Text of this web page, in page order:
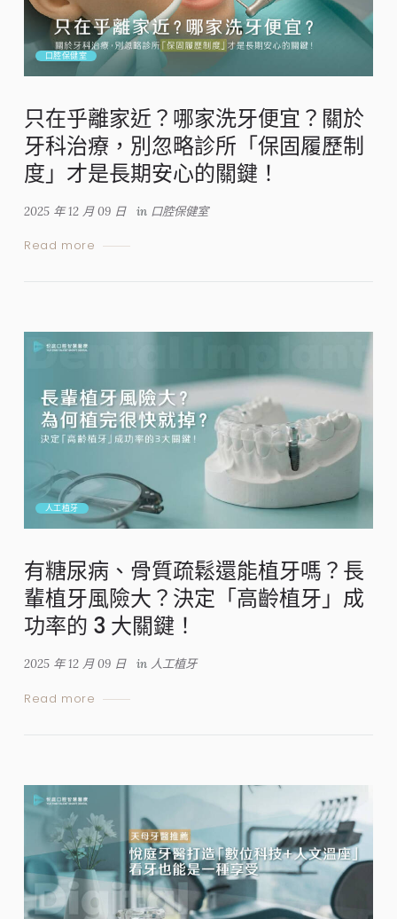
口腔保健室
只在乎離家近？哪家洗牙便宜？關於
牙科治療，別忽略診所「保固履歷制
度」才是長期安心的關鍵！
2025 年 12 月 09 日 in 口腔保健室
Read more
人工植牙
有糖尿病、骨質疏鬆還能植牙嗎？長
輩植牙風險大？決定「高齡植牙」成
功率的 3 大關鍵！
2025 年 12 月 09 日 in 人工植牙
Read more